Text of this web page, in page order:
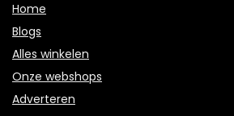
Home
Blogs
Alles winkelen
Onze webshops
Adverteren